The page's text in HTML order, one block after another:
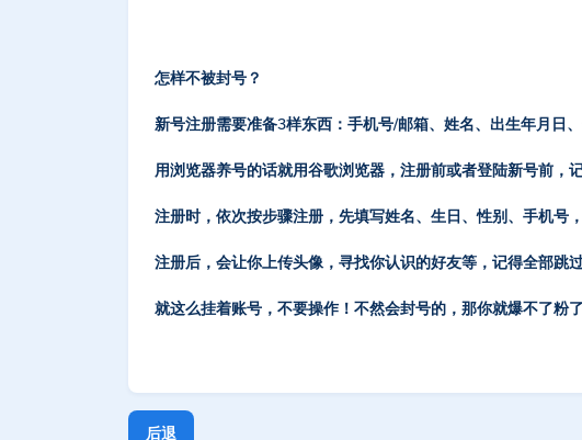
怎样不被封号？
新号注册需要准备3样东西：手机号/邮箱、姓名、出生年月日
用浏览器养号的话就用谷歌浏览器，注册前或者登陆新号前，
注册时，依次按步骤注册，先填写姓名、生日、性别、手机号
注册后，会让你上传头像，寻找你认识的好友等，记得全部跳
就这么挂着账号，不要操作！不然会封号的，那你就爆不了粉了
后退